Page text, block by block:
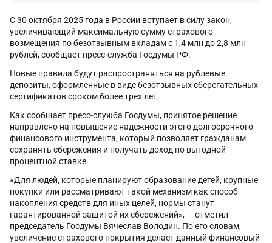
С 30 октября 2025 года в России вступает в силу закон,
увеличивающий максимальную сумму страхового
возмещения по безотзывным вкладам с 1,4 млн до 2,8 млн
рублей, сообщает пресс-служба Госдумы РФ.
Новые правила будут распространяться на рублевые
депозиты, оформленные в виде безотзывных сберегательных
сертификатов сроком более трех лет.
Как сообщает пресс-служба Госдумы, принятое решение
направлено на повышение надежности этого долгосрочного
финансового инструмента, который позволяет гражданам
сохранять сбережения и получать доход по выгодной
процентной ставке.
«Для людей, которые планируют образование детей, крупные
покупки или рассматривают такой механизм как способ
накопления средств для иных целей, нормы станут
гарантированной защитой их сбережений», — отметил
председатель Госдумы Вячеслав Володин. По его словам,
увеличение страхового покрытия делает данный финансовый